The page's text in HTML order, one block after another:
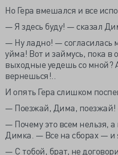
Но Гера вмешался и все
— Я здесь буду! — сказал
— Ну ладно! — согласилась
уйма! Вот и займусь, пока в
выходные уедешь со мной?
вернешься!..
И опять Гера слишком
— Поезжай, Дима, поезжай!
— Почему это всем нельзя,
Димка. — Все на сборах — и
— С тобой, брат, не